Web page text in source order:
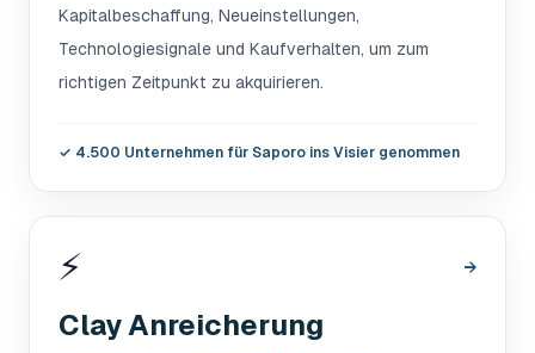
Kapitalbeschaffung, Neueinstellungen,
Technologiesignale und Kaufverhalten, um zum
richtigen Zeitpunkt zu akquirieren.
✓ 4.500 Unternehmen für Saporo ins Visier genommen
⚡ →
Clay Anreicherung